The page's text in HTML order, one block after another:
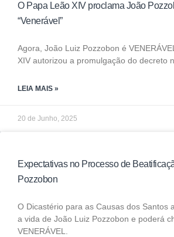
O Papa Leão XIV proclama João
“Venerável”
Agora, João Luiz Pozzobon é
XIV autorizou a promulgação do decreto
LEIA MAIS »
20 de Junho, 2025
Expectativas no Processo de
Pozzobon
O Dicastério para as Causas dos Santos
a vida de João Luiz Pozzobon e poderá
VENERÁVEL.